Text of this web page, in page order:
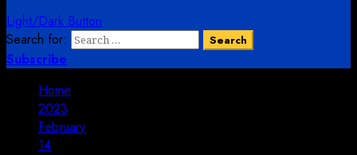
Light/Dark Button
Search for:
Subscribe
Home
2023
February
14